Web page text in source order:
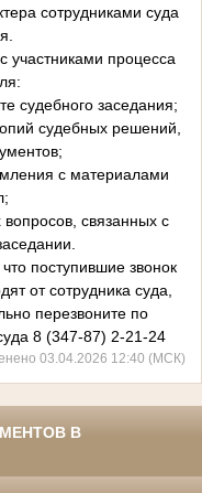
сотрудниками суда
участниками процесса
судебного заседания;
судебных решений,
с материалами
связанных с
поступившие звонок
от сотрудника суда,
перезвоните по
8 (347-87) 2-21-24
03.04.2026 12:40 (МСК)
В